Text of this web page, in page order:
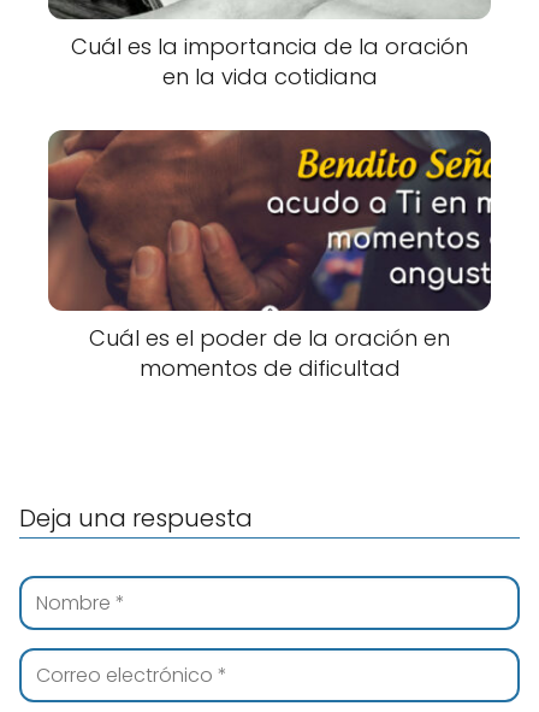
Cuál es la importancia de la oración
en la vida cotidiana
Cuál es el poder de la oración en
momentos de dificultad
Deja una respuesta